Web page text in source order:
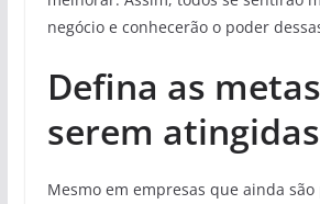
negócio e conhecerão o poder
Defina as
serem atingidas
Mesmo em empresas que ainda são